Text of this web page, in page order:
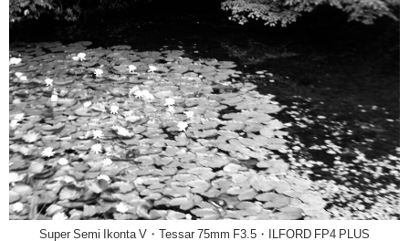
Super Semi Ikonta V・Tessar 75mm F3.5・ILFORD FP4 PLUS